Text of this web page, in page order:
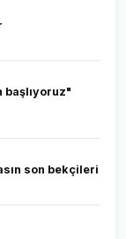
başlıyoruz"
son bekçileri